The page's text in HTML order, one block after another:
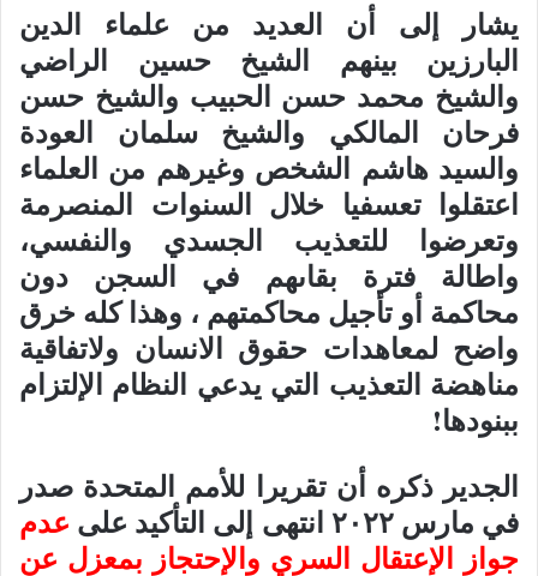
يشار إلى أن العديد من علماء الدين
البارزين بينهم الشيخ حسين الراضي
والشيخ محمد حسن الحبيب والشيخ حسن
فرحان المالكي والشيخ سلمان العودة
والسيد هاشم الشخص وغيرهم من العلماء
اعتقلوا تعسفيا خلال السنوات المنصرمة
وتعرضوا للتعذيب الجسدي والنفسي،
واطالة فترة بقاىهم في السجن دون
محاكمة أو تأجيل محاكمتهم ، وهذا كله خرق
واضح لمعاهدات حقوق الانسان ولاتفاقية
مناهضة التعذيب التي يدعي النظام الإلتزام
ببنودها!
الجدير ذكره أن تقريرا للأمم المتحدة صدر
في مارس ٢٠٢٢ انتهى إلى التأكيد على
عدم
جواز الإعتقال السري والإحتجاز بمعزل عن